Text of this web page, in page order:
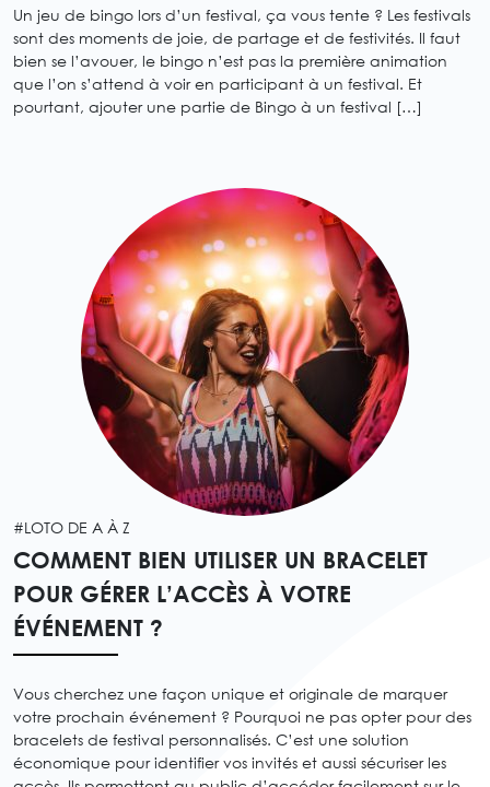
Un jeu de bingo lors d’un festival, ça vous tente ? Les festivals
sont des moments de joie, de partage et de festivités. Il faut
bien se l’avouer, le bingo n’est pas la première animation
que l’on s’attend à voir en participant à un festival. Et
pourtant, ajouter une partie de Bingo à un festival […]
#LOTO DE A À Z
COMMENT BIEN UTILISER UN BRACELET
POUR GÉRER L’ACCÈS À VOTRE
ÉVÉNEMENT ?
Vous cherchez une façon unique et originale de marquer
votre prochain événement ? Pourquoi ne pas opter pour des
bracelets de festival personnalisés. C’est une solution
économique pour identifier vos invités et aussi sécuriser les